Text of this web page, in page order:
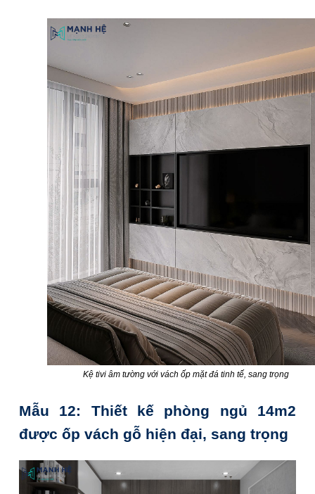
Kệ tivi âm tường với vách ốp mặt đá tinh tế, sang trọng
Mẫu 12: Thiết kế phòng ngủ 14m2
được ốp vách gỗ hiện đại, sang trọng